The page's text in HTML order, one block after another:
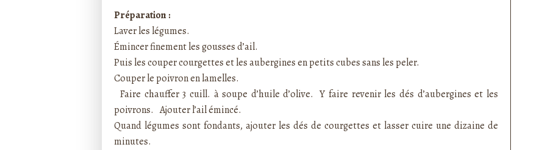
Préparation :
Laver les légumes.
Émincer finement les gousses d’ail.
Puis les couper courgettes et les aubergines en petits cubes sans les peler.
Couper le poivron en lamelles.
Faire chauffer 3 cuill. à soupe d’huile d’olive. Y faire revenir les dés d’aubergines et les
poivrons. Ajouter l’ail émincé.
Quand légumes sont fondants, ajouter les dés de courgettes et lasser cuire une dizaine de
minutes.